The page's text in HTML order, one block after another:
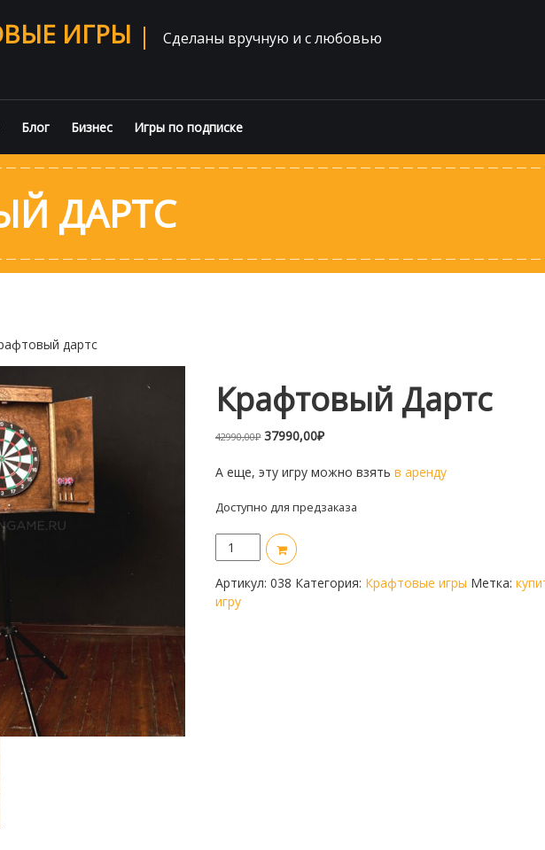
ИГРЫ Сделаны вручную и с любовью
Блог Бизнес Игры по подписке
ДАРТС
дартс
Крафтовый Дартс
42990,00₽ Первоначальная
составляла
37990,00₽Текущая
37990,00₽.
А еще, эту игру можно взятьв аренду
Доступно для предзаказа
Количество
товара
Крафтовый
дартс
Артикул:038 Категория: Крафтовые игры Метка:
игру